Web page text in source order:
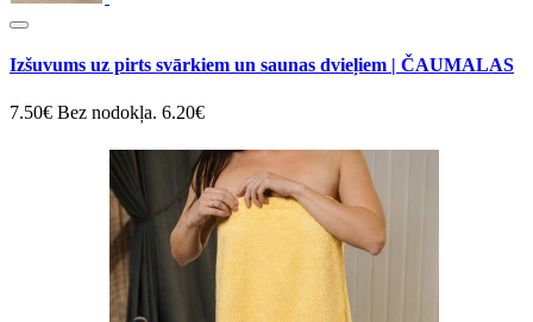
Izšuvums uz pirts svārkiem un saunas dvieļiem | ČAUMALAS
7.50€ Bez nodokļa. 6.20€